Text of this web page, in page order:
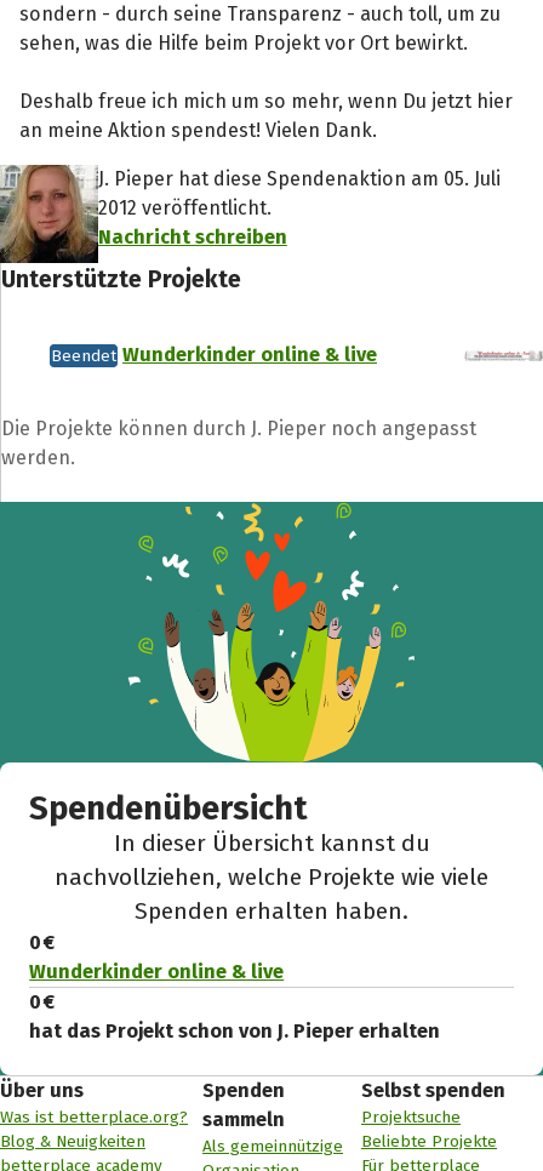
sondern - durch seine Transparenz - auch toll, um zu
sehen, was die Hilfe beim Projekt vor Ort bewirkt.
Deshalb freue ich mich um so mehr, wenn Du jetzt hier
an meine Aktion spendest! Vielen Dank.
J. Pieper hat diese Spendenaktion am 05. Juli
2012 veröffentlicht.
Nachricht schreiben
Unterstützte Projekte
Beendet Wunderkinder online & live
Die Projekte können durch J. Pieper noch angepasst
werden.
Spendenübersicht
In dieser Übersicht kannst du
nachvollziehen, welche Projekte wie viele
Spenden erhalten haben.
0 €
Wunderkinder online & live
0 €
hat das Projekt schon von J. Pieper erhalten
Hilf mit noch mehr Spenden zu sammeln!
Facebook WhatsApp
Über uns
Was ist betterplace.org?
Blog & Neuigkeiten
betterplace academy
Spenden
sammeln
Als gemeinnützige
Selbst spenden
Projektsuche
Beliebte Projekte
Für betterplace